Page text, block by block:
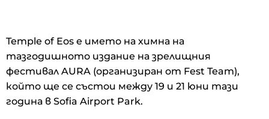
Temple of Eos e името на химна на
тазгодишното издание на зрелищния
фестивал AURA (организиран от Fest Team),
който ще се състои между 19 и 21 юни тази
година в Sofia Airport Park.